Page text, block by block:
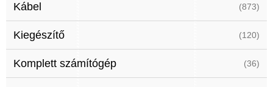
Kábel (873)
Kiegészítő (120)
Komplett számítógép (36)